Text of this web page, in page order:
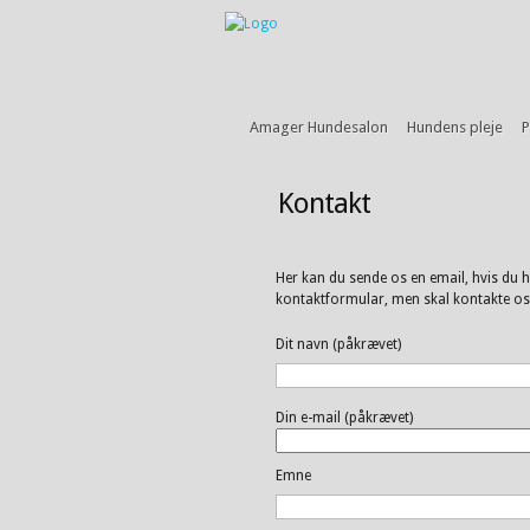
Amager Hundesalon Hundens pleje
Kontakt
Her kan du sende os en email, hvis
kontaktformular, men skal kontakte
Dit navn (påkrævet)
Din e-mail (påkrævet)
Emne